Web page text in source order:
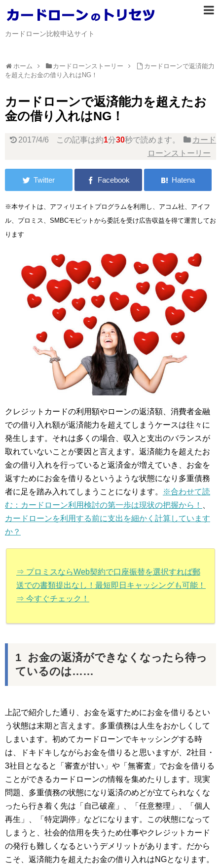
カードローン比較申込サイト
ホーム カードローンストーリー
カードローンで返済能力
を超えたお金の借り入れはNG！
カードローンで返済能力を超えたお
金の借り入れはNG！
2017/4/6 この記事は約1分30秒で読めます。
カード
ローンストーリー
※本サイトは、アフィリエイトプログラムを利用し、アコム社、アイフ
ル、プロミス、SMBCモビットから委託を受け広告収益を得て運営してお
ります
クレジットカードの利用額やローンの返済額、消費者金融
での借り入れ額が返済能力を超えてしまうケースは往々に
発生します。それは多くの場合、収入と支出のバランスが
取れていないことが要因と言えます。返済能力を超えたお
金の借り入れを行っていると返済金が増えていき、お金を
返すためにお金を借りるというような状態になり多重債務
者に足を踏み入れてしまうことになります。
※合わせて読
む：カードローン利用検討の第一歩は現状の把握から！
カードローンを利用する前に支出を細かく計算しています
か？
⇒ プロミスならWeb契約で口座振替を選択すれば郵
送での書類提出なし！最短即日キャッシングも可能！
⇒ 今すぐチェック！
お金の返済ができなくなったら待っ
ているのは……
上記で紹介した通り、お金を返すためにお金を借りるとい
う状態は末期と言えます。多重債務は人生をおかしくして
しまいます。初めてカードローンでキャッシングする時
は、ドキドキしながらお金を借りると思いますが、2社目・
3社目となると「審査が甘い」や「無審査」でお金を借りる
ことができるカードローンの情報を集めたりします。現実
問題、多重債務の状態になり返済のめどが立てられなくな
ったら行き着く先は「自己破産」、「任意整理」、「個人
再生」、「特定調停」などになります。この状態になって
しまうと、社会的信用を失うため仕事やクレジットカード
の発行も難しくなるというデメリットがあります。だから
こそ、返済能力を超えたお金の借り入れはNGとなります。